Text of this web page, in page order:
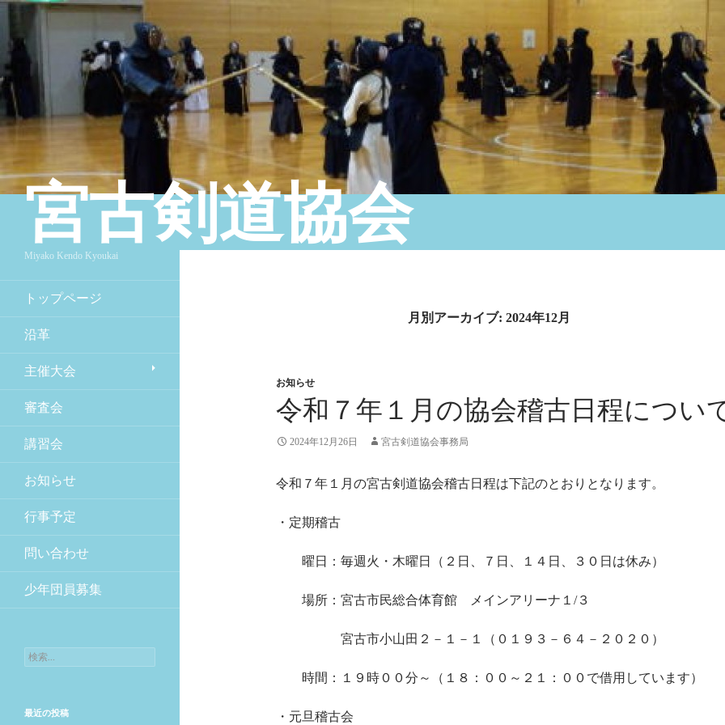
宮古剣道協会
検索
月別アーカイブ: 2024年12月
お知らせ
令和７年１月の協会稽古日程につい
2024年12月26日 宮古剣道協会事務局
令和７年１月の宮古剣道協会稽古日程は下記のとおりとなります。
・定期稽古
曜日：毎週火・木曜日（２日、７日、１４日、３０日は休み）
場所：宮古市民総合体育館 メインアリーナ１/３
宮古市小山田２－１－１（０１９３－６４－２０２０）
時間：１９時００分～（１８：００～２１：００で借用しています）
・元旦稽古会
Miyako Kendo Kyoukai
トップページ
沿革
主催大会
審査会
講習会
お知らせ
行事予定
問い合わせ
少年団員募集
検索:
最近の投稿